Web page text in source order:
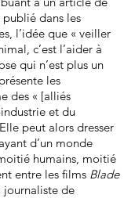
dans les
l’idée que « veiller
c’est l’aider à
qui n’est plus un
les
des « [alliés
et du
peut alors dresser
d’un monde
humains, moitié
entre les films Blade
journaliste de